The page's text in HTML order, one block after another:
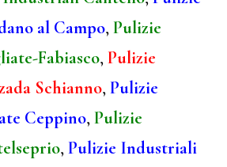
al Campo,Pulizie
Fabiasco,Pulizie
Schianno,Pulizie
Ceppino,Pulizie
,Pulizie Industriali